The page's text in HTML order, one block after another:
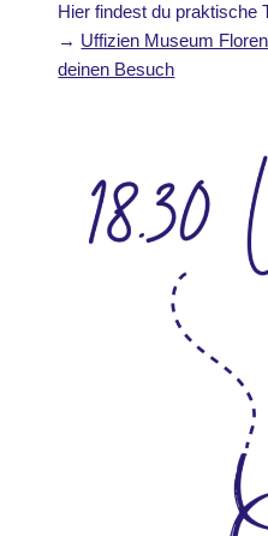
Hier findest du praktische
→ Uffizien Museum
deinen Besuch